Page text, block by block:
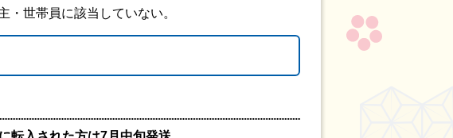
・世帯員に該当していない。